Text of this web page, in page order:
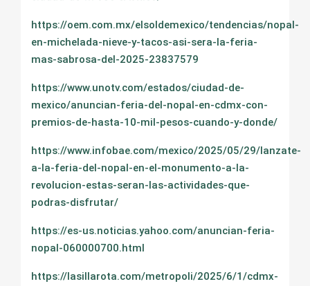
https://oem.com.mx/elsoldemexico/tendencias/nopal-
en-michelada-nieve-y-tacos-asi-sera-la-feria-
mas-sabrosa-del-2025-23837579
https://www.unotv.com/estados/ciudad-de-
mexico/anuncian-feria-del-nopal-en-cdmx-con-
premios-de-hasta-10-mil-pesos-cuando-y-donde/
https://www.infobae.com/mexico/2025/05/29/lanzate-
a-la-feria-del-nopal-en-el-monumento-a-la-
revolucion-estas-seran-las-actividades-que-
podras-disfrutar/
https://es-us.noticias.yahoo.com/anuncian-feria-
nopal-060000700.html
https://lasillarota.com/metropoli/2025/6/1/cdmx-